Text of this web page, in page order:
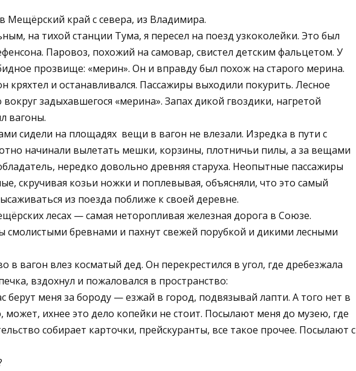
Мещёрский край с севера, из Владимира.
на тихой станции Тума, я пересел на поезд узкоколейки. Это был
Паровоз, похожий на самовар, свистел детским фальцетом. У
прозвище: «мерин». Он и вправду был похож на старого мерина.
кряхтел и останавливался. Пассажиры выходили покурить. Лесное
задыхавшегося «мерина». Запах дикой гвоздики, нагретой
вагоны.
сидели на площадях вещи в вагон не влезали. Изредка в пути с
начинали вылетать мешки, корзины, плотничьи пилы, а за вещами
нередко довольно древняя старуха. Неопытные пассажиры
скручивая козьи ножки и поплевывая, объясняли, что это самый
из поезда поближе к своей деревне.
лесах — самая неторопливая железная дорога в Союзе.
смолистыми бревнами и пахнут свежей порубкой и дикими лесными
в вагон влез косматый дед. Он перекрестился в угол, где дребезжала
вздохнул и пожаловался в пространство:
берут меня за бороду — езжай в город, подвязывай лапти. А того нет в
может, ихнее это дело копейки не стоит. Посылают меня до музею, где
собирает карточки, прейскуранты, все такое прочее. Посылают с